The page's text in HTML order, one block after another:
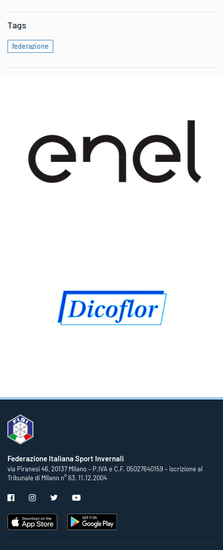
Tags
federazione
Federazione Italiana Sport Invernali
via Piranesi 46, 20137 Milano – P.IVA e C.F. 05027640159 – Iscrizione al
Tribunale di Milano n° 63, 11.12.2004